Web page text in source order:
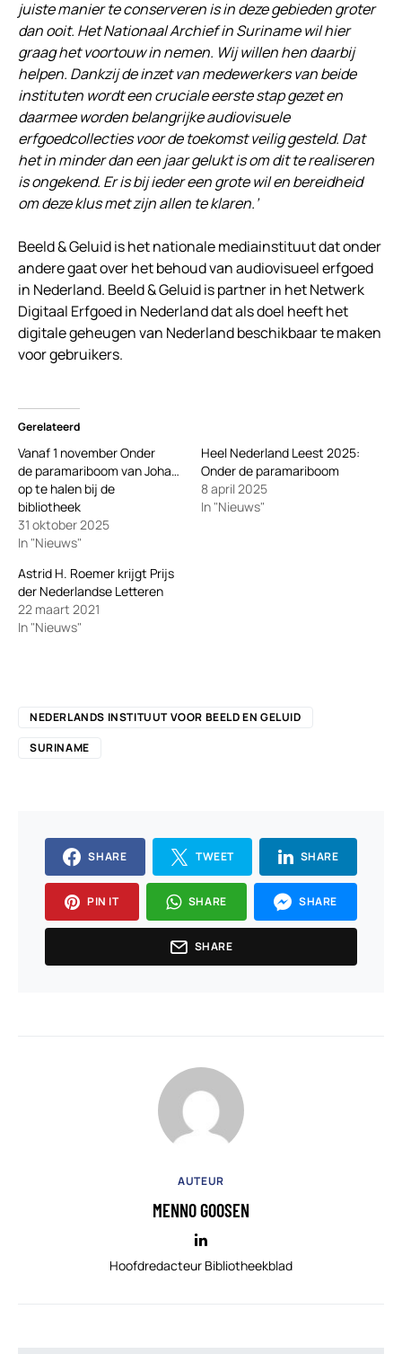
juiste manier te conserveren is in deze gebieden groter
dan ooit. Het Nationaal Archief in Suriname wil hier
graag het voortouw in nemen. Wij willen hen daarbij
helpen. Dankzij de inzet van medewerkers van beide
instituten wordt een cruciale eerste stap gezet en
daarmee worden belangrijke audiovisuele
erfgoedcollecties voor de toekomst veilig gesteld. Dat
het in minder dan een jaar gelukt is om dit te realiseren
is ongekend. Er is bij ieder een grote wil en bereidheid
om deze klus met zijn allen te klaren.’
Beeld & Geluid is het nationale mediainstituut dat onder
andere gaat over het behoud van audiovisueel erfgoed
in Nederland. Beeld & Geluid is partner in het Netwerk
Digitaal Erfgoed in Nederland dat als doel heeft het
digitale geheugen van Nederland beschikbaar te maken
voor gebruikers.
Gerelateerd
Vanaf 1 november Onder
de paramariboom van Johan Fretz gratis
op te halen bij de
bibliotheek
31 oktober 2025
In "Nieuws"
Heel Nederland Leest 2025:
Onder de paramariboom
8 april 2025
In "Nieuws"
Astrid H. Roemer krijgt Prijs
der Nederlandse Letteren
22 maart 2021
In "Nieuws"
NEDERLANDS INSTITUUT VOOR BEELD EN GELUID
SURINAME
SHARE TWEET SHARE
PIN IT SHARE SHARE
SHARE
AUTEUR
MENNO GOOSEN
Hoofdredacteur Bibliotheekblad